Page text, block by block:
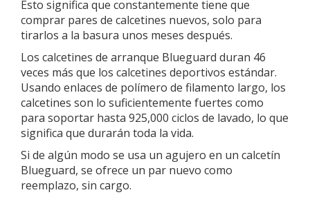
Esto significa que constantemente tiene que
comprar pares de calcetines nuevos, solo para
tirarlos a la basura unos meses después.
Los calcetines de arranque Blueguard duran 46
veces más que los calcetines deportivos estándar.
Usando enlaces de polímero de filamento largo, los
calcetines son lo suficientemente fuertes como
para soportar hasta 925,000 ciclos de lavado, lo que
significa que durarán toda la vida.
Si de algún modo se usa un agujero en un calcetín
Blueguard, se ofrece un par nuevo como
reemplazo, sin cargo.